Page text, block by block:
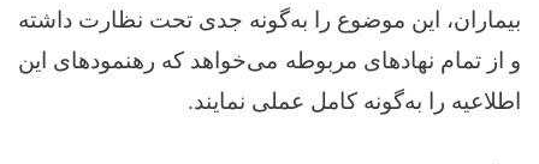
بیماران، این موضوع را به‌گونه جدی تحت نظارت داشته
و از تمام نهادهای مربوطه می‌خواهد که رهنمودهای این
اطلاعیه را به‌گونه کامل عملی نمایند.